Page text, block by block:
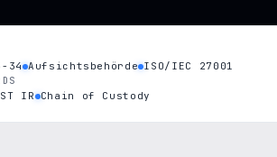
34 Aufsichtsbehörde ISO/IEC 27001
IR Chain of Custody